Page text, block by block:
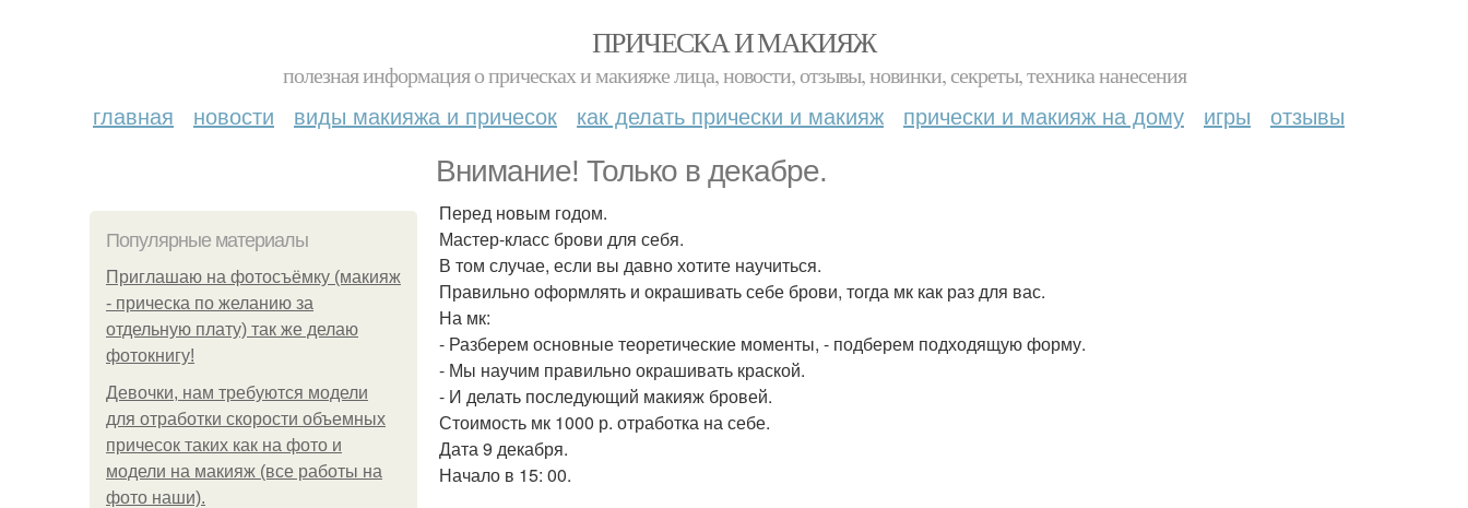
ПРИЧЕСКА И МАКИЯЖ
полезная информация о прическах и макияже лица, новости, отзывы, новинки, секреты, техника нанесения
главная новости виды макияжа и причесок как делать прически и макияж прически и макияж на дому игры отзывы
Внимание! Только в декабре.
Популярные материалы
Приглашаю на фотосъёмку (макияж
- прическа по желанию за
отдельную плату) так же делаю
фотокнигу!
Девочки, нам требуются модели
для отработки скорости объемных
причесок таких как на фото и
модели на макияж (все работы на
фото наши).
Перед новым годом.
Мастер-класс брови для себя.
В том случае, если вы давно хотите научиться.
Правильно оформлять и окрашивать себе брови, тогда мк как раз для вас.
На мк:
- Разберем основные теоретические моменты, - подберем подходящую форму.
- Мы научим правильно окрашивать краской.
- И делать последующий макияж бровей.
Стоимость мк 1000 р. отработка на себе.
Дата 9 декабря.
Начало в 15: 00.